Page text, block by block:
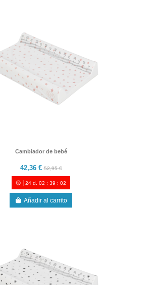
Cambiador de bebé
42,36 €52,95 €
24 d. 02 :39 :00
Añadir al carrito